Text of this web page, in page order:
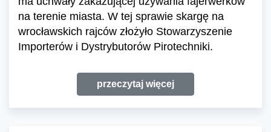
na terenie miasta. W tej sprawie skargę na
wrocławskich rajców złożyło Stowarzyszenie
Importerów i Dystrybutorów Pirotechniki.
przeczytaj więcej